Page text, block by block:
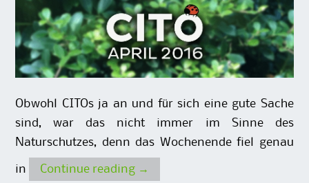
Obwohl CITOs ja an und für sich eine gute Sache
sind, war das nicht immer im Sinne des
Naturschutzes, denn das Wochenende fiel genau
in Continue reading →